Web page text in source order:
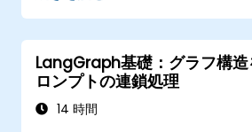
LangChainベースのアプリ
発生する問題の対処法を習
LangGraph基礎：グラフ構造
ロンプトの連鎖処理
14 時間